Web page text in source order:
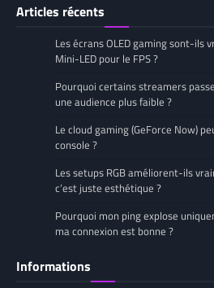
Articles récents
Les écrans OLED gaming sont-ils
Mini-LED pour le FPS ?
Pourquoi certains streamers
une audience plus faible ?
Le cloud gaming (GeForce Now)
console ?
Les setups RGB améliorent-ils
c’est juste esthétique ?
Pourquoi mon ping explose
ma connexion est bonne ?
Informations